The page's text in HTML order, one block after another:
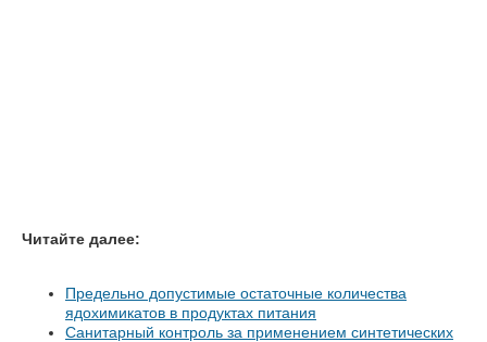
Читайте далее:
Предельно допустимые остаточные количества
ядохимикатов в продуктах питания
Санитарный контроль за применением синтетических